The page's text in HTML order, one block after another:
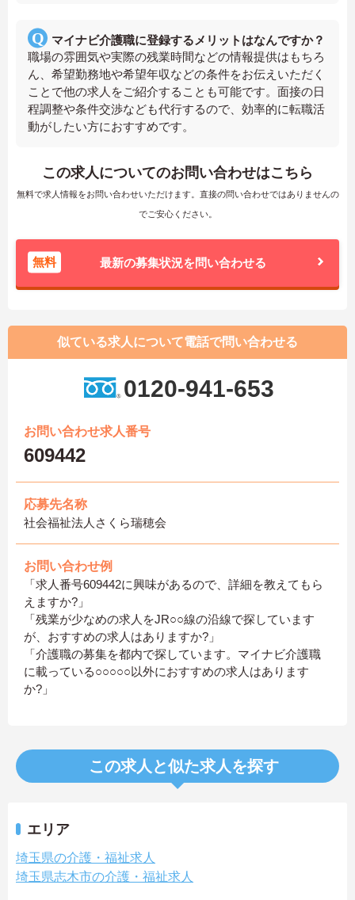
マイナビ介護職に登録するメリットはなんですか？
職場の雰囲気や実際の残業時間などの情報提供はもちろ
ん、希望勤務地や希望年収などの条件をお伝えいただく
ことで他の求人をご紹介することも可能です。面接の日
程調整や条件交渉なども代行するので、効率的に転職活
動がしたい方におすすめです。
この求人についてのお問い合わせはこちら
無料で求人情報をお問い合わせいただけます。直接の問い合わせではありませんの
でご安心ください。
無料 最新の募集状況を問い合わせる
似ている求人について電話で問い合わせる
0120-941-653
お問い合わせ求人番号
609442
応募先名称
社会福祉法人さくら瑞穂会
お問い合わせ例
「求人番号609442に興味があるので、詳細を教えてもら
えますか?」
「残業が少なめの求人をJR○○線の沿線で探しています
が、おすすめの求人はありますか?」
「介護職の募集を都内で探しています。マイナビ介護職
に載っている○○○○○以外におすすめの求人はあります
か?」
この求人と似た求人を探す
エリア
埼玉県の介護・福祉求人
埼玉県志木市の介護・福祉求人